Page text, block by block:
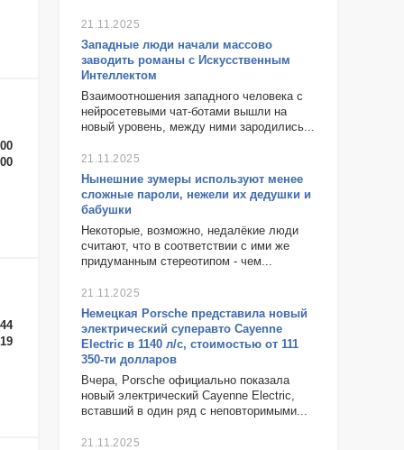
21.11.2025
Западные люди начали массово
заводить романы с Искусственным
Интеллектом
Взаимоотношения западного человека с
нейросетевыми чат-ботами вышли на
новый уровень, между ними зародились...
21.11.2025
Нынешние зумеры используют менее
сложные пароли, нежели их дедушки и
бабушки
Некоторые, возможно, недалёкие люди
считают, что в соответствии с ими же
придуманным стереотипом - чем...
21.11.2025
Немецкая Porsche представила новый
электрический суперавто Cayenne
Electric в 1140 л/с, стоимостью от 111
350-ти долларов
Вчера, Porsche официально показала
новый электрический Cayenne Electric,
вставший в один ряд с неповторимыми...
21.11.2025